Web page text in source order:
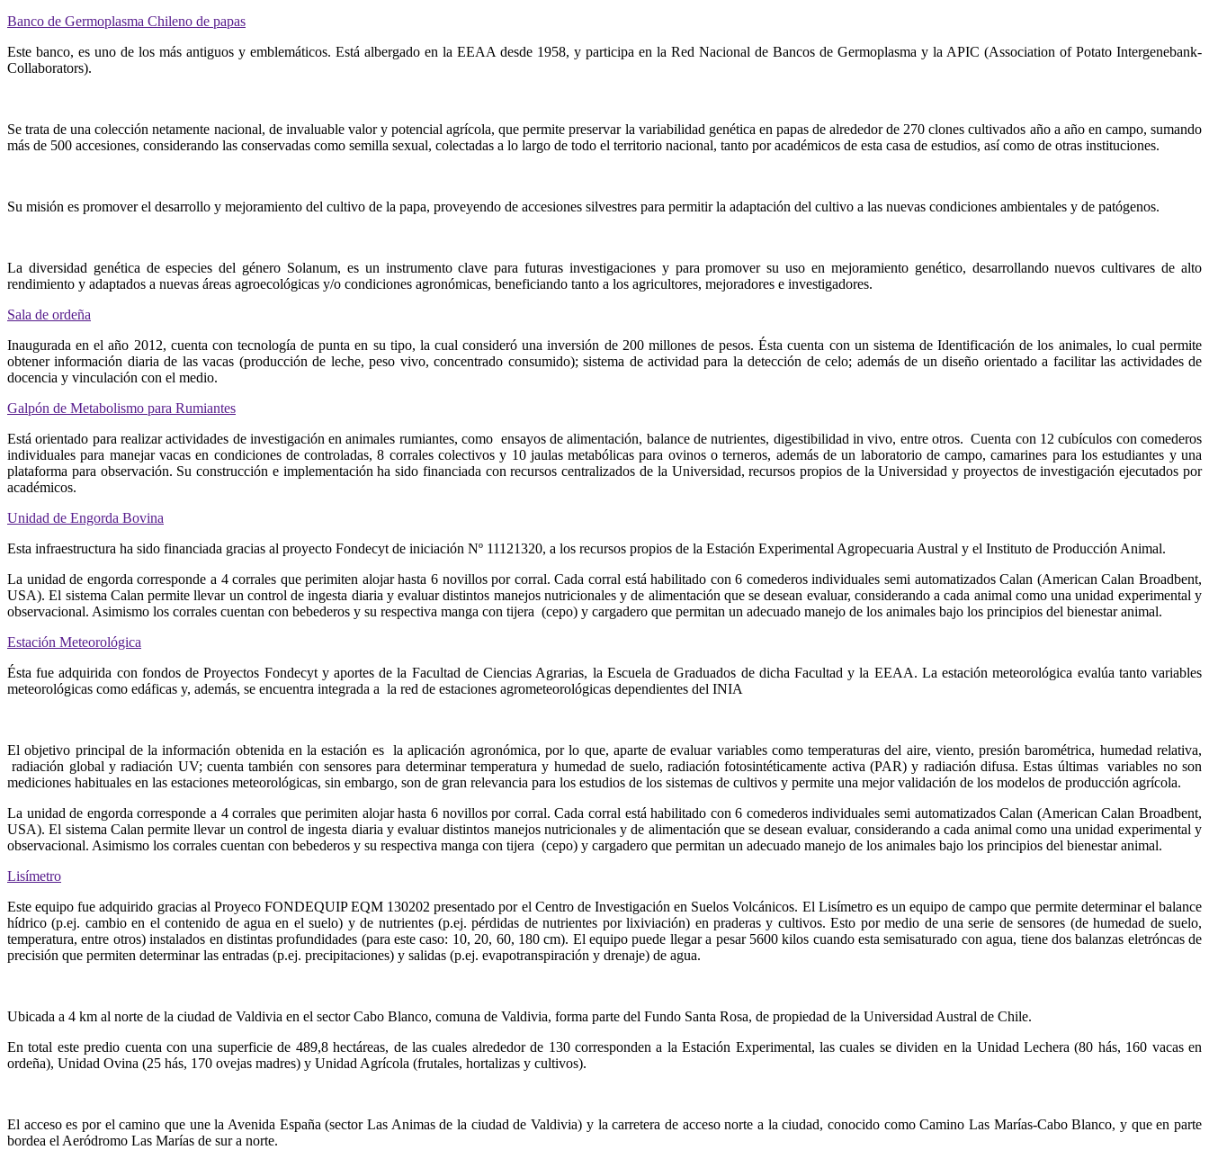
Banco de Germoplasma Chileno de papas
Este banco, es uno de los más antiguos y emblemáticos. Está albergado en la EEAA desde 1958, y participa en la Red Nacional de Bancos de Germoplasma y la APIC (Association of Potato Intergenebank-
Collaborators).
Se trata de una colección netamente nacional, de invaluable valor y potencial agrícola, que permite preservar la variabilidad genética en papas de alrededor de 270 clones cultivados año a año en campo, sumando
más de 500 accesiones, considerando las conservadas como semilla sexual, colectadas a lo largo de todo el territorio nacional, tanto por académicos de esta casa de estudios, así como de otras instituciones.
Su misión es promover el desarrollo y mejoramiento del cultivo de la papa, proveyendo de accesiones silvestres para permitir la adaptación del cultivo a las nuevas condiciones ambientales y de patógenos.
La diversidad genética de especies del género Solanum, es un instrumento clave para futuras investigaciones y para promover su uso en mejoramiento genético, desarrollando nuevos cultivares de alto
rendimiento y adaptados a nuevas áreas agroecológicas y/o condiciones agronómicas, beneficiando tanto a los agricultores, mejoradores e investigadores.
Sala de ordeña
Inaugurada en el año 2012, cuenta con tecnología de punta en su tipo, la cual consideró una inversión de 200 millones de pesos. Ésta cuenta con un sistema de Identificación de los animales, lo cual permite
obtener información diaria de las vacas (producción de leche, peso vivo, concentrado consumido); sistema de actividad para la detección de celo; además de un diseño orientado a facilitar las actividades de
docencia y vinculación con el medio.
Galpón de Metabolismo para Rumiantes
Está orientado para realizar actividades de investigación en animales rumiantes, como ensayos de alimentación, balance de nutrientes, digestibilidad in vivo, entre otros. Cuenta con 12 cubículos con comederos
individuales para manejar vacas en condiciones de controladas, 8 corrales colectivos y 10 jaulas metabólicas para ovinos o terneros, además de un laboratorio de campo, camarines para los estudiantes y una
plataforma para observación. Su construcción e implementación ha sido financiada con recursos centralizados de la Universidad, recursos propios de la Universidad y proyectos de investigación ejecutados por
académicos.
Unidad de Engorda Bovina
Esta infraestructura ha sido financiada gracias al proyecto Fondecyt de iniciación Nº 11121320, a los recursos propios de la Estación Experimental Agropecuaria Austral y el Instituto de Producción Animal.
La unidad de engorda corresponde a 4 corrales que perimiten alojar hasta 6 novillos por corral. Cada corral está habilitado con 6 comederos individuales semi automatizados Calan (American Calan Broadbent,
USA). El sistema Calan permite llevar un control de ingesta diaria y evaluar distintos manejos nutricionales y de alimentación que se desean evaluar, considerando a cada animal como una unidad experimental y
observacional. Asimismo los corrales cuentan con bebederos y su respectiva manga con tijera (cepo) y cargadero que permitan un adecuado manejo de los animales bajo los principios del bienestar animal.
Estación Meteorológica
Ésta fue adquirida con fondos de Proyectos Fondecyt y aportes de la Facultad de Ciencias Agrarias, la Escuela de Graduados de dicha Facultad y la EEAA. La estación meteorológica evalúa tanto variables
meteorológicas como edáficas y, además, se encuentra integrada a la red de estaciones agrometeorológicas dependientes del INIA
El objetivo principal de la información obtenida en la estación es la aplicación agronómica, por lo que, aparte de evaluar variables como temperaturas del aire, viento, presión barométrica, humedad relativa,
radiación global y radiación UV; cuenta también con sensores para determinar temperatura y humedad de suelo, radiación fotosintéticamente activa (PAR) y radiación difusa. Estas últimas variables no son
mediciones habituales en las estaciones meteorológicas, sin embargo, son de gran relevancia para los estudios de los sistemas de cultivos y permite una mejor validación de los modelos de producción agrícola.
La unidad de engorda corresponde a 4 corrales que perimiten alojar hasta 6 novillos por corral. Cada corral está habilitado con 6 comederos individuales semi automatizados Calan (American Calan Broadbent,
USA). El sistema Calan permite llevar un control de ingesta diaria y evaluar distintos manejos nutricionales y de alimentación que se desean evaluar, considerando a cada animal como una unidad experimental y
observacional. Asimismo los corrales cuentan con bebederos y su respectiva manga con tijera (cepo) y cargadero que permitan un adecuado manejo de los animales bajo los principios del bienestar animal.
Lisímetro
Este equipo fue adquirido gracias al Proyeco FONDEQUIP EQM 130202 presentado por el Centro de Investigación en Suelos Volcánicos. El Lisímetro es un equipo de campo que permite determinar el balance
hídrico (p.ej. cambio en el contenido de agua en el suelo) y de nutrientes (p.ej. pérdidas de nutrientes por lixiviación) en praderas y cultivos. Esto por medio de una serie de sensores (de humedad de suelo,
temperatura, entre otros) instalados en distintas profundidades (para este caso: 10, 20, 60, 180 cm). El equipo puede llegar a pesar 5600 kilos cuando esta semisaturado con agua, tiene dos balanzas eletróncas de
precisión que permiten determinar las entradas (p.ej. precipitaciones) y salidas (p.ej. evapotranspiración y drenaje) de agua.
Ubicada a 4 km al norte de la ciudad de Valdivia en el sector Cabo Blanco, comuna de Valdivia, forma parte del Fundo Santa Rosa, de propiedad de la Universidad Austral de Chile.
En total este predio cuenta con una superficie de 489,8 hectáreas, de las cuales alrededor de 130 corresponden a la Estación Experimental, las cuales se dividen en la Unidad Lechera (80 hás, 160 vacas en
ordeña), Unidad Ovina (25 hás, 170 ovejas madres) y Unidad Agrícola (frutales, hortalizas y cultivos).
El acceso es por el camino que une la Avenida España (sector Las Animas de la ciudad de Valdivia) y la carretera de acceso norte a la ciudad, conocido como Camino Las Marías-Cabo Blanco, y que en parte
bordea el Aeródromo Las Marías de sur a norte.